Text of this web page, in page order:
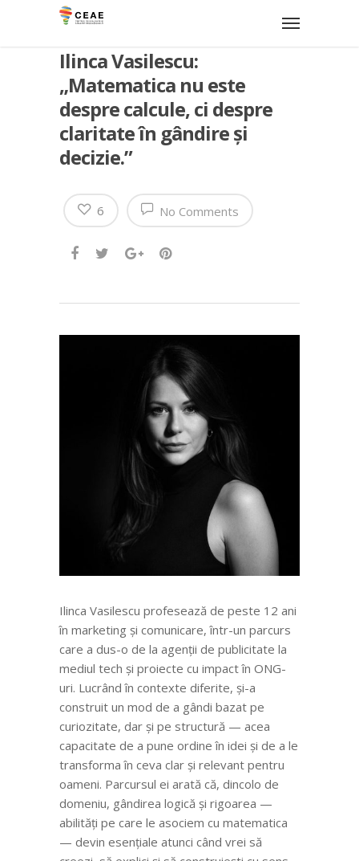
Ilinca Vasilescu:
„Matematica nu este
despre calcule, ci despre
claritate în gândire și
decizie.”
No Comments
6
Ilinca Vasilescu profesează de peste 12 ani
în marketing și comunicare, într-un parcurs
care a dus-o de la agenții de publicitate la
mediul tech și proiecte cu impact în ONG-
uri. Lucrând în contexte diferite, și-a
construit un mod de a gândi bazat pe
curiozitate, dar și pe structură — acea
capacitate de a pune ordine în idei și de a le
transforma în ceva clar și relevant pentru
oameni. Parcursul ei arată că, dincolo de
domeniu, gândirea logică și rigoarea —
abilități pe care le asociem cu matematica
— devin esențiale atunci când vrei să